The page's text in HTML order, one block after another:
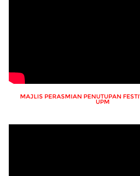
MAJLIS PERASMIAN PENUTUPAN
UPM